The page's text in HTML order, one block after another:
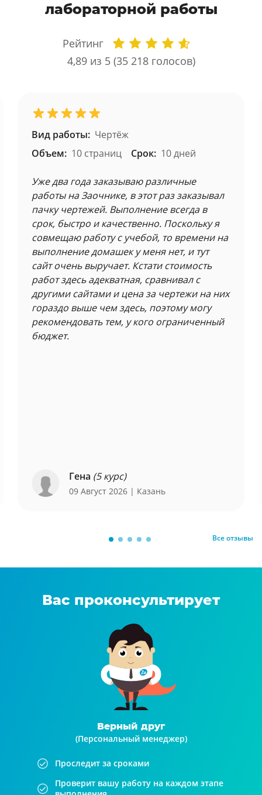
лабораторной работы
Рейтинг
4,89 из 5 (35 218голосов)
Вид работы: Чертёж
Объем: 10 страниц Срок: 10 дней
Уже два года заказываю различные
работы на Заочнике, в этот раз заказывал
пачку чертежей. Выполнение всегда в
срок, быстро и качественно. Поскольку я
совмещаю работу с учебой, то времени на
выполнение домашек у меня нет, и тут
сайт очень выручает. Кстати стоимость
работ здесь адекватная, сравнивал с
другими сайтами и цена за чертежи на них
гораздо выше чем здесь, поэтому могу
рекомендовать тем, у кого ограниченный
бюджет.
Гена (5 курс)
09 Август 2026 | Казань
Все отзывы
Вас проконсультирует
Верный друг
(Персональный менеджер)
Проследит за сроками
Проверит вашу работу на каждом этапе